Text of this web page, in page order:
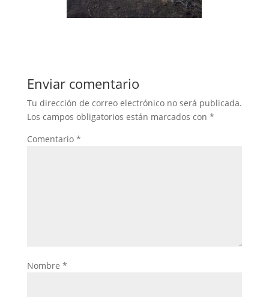
Enviar comentario
Tu dirección de correo electrónico no será publicada.
Los campos obligatorios están marcados con *
Comentario *
Nombre *